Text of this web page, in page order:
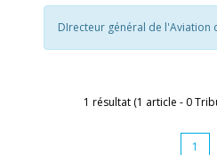
DIrecteur général de l'Aviation
1 résultat (1 article - 0
1